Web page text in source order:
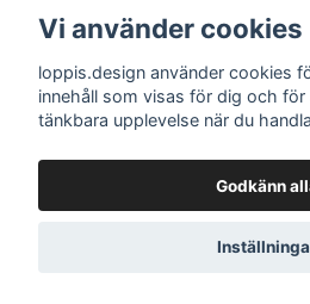
Sociala medier
© 2026
Vi använder cookies
loppis.design använder cookies
innehåll som visas för dig och
tänkbara upplevelse när du
Godkänn